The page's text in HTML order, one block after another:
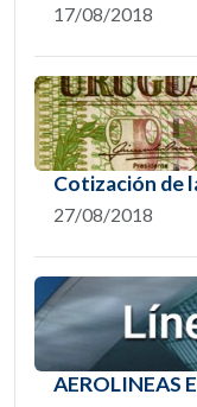
17/08/2018
Cotización de
27/08/2018
AEROLINEAS